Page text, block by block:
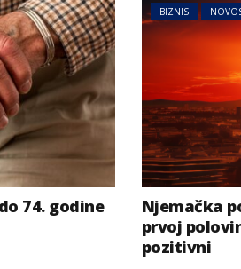
74. godine
BIZNIS
Njemačka
prvoj
pozitivni